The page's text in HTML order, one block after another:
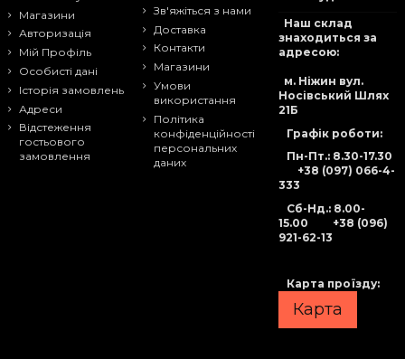
Магазини
Авторизація
Мій Профіль
Особисті дані
Історія замовлень
Адреси
Відстеження
гостьового
замовлення
Зв'яжіться з нами
Доставка
Контакти
Магазини
Умови
використання
Політика
конфіденційності
персональних
даних
Наш склад
знаходиться за
адресою:
м. Ніжин вул.
Носівський Шлях
21Б
Графік роботи:
Пн-Пт.: 8.30-17.30
+38 (097) 066-4-
333
Сб-Нд.: 8.00-
15.00 +38 (096)
921-62-13
Карта проїзду:
Карта